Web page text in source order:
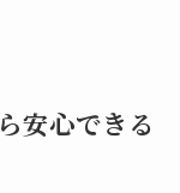
安心できる